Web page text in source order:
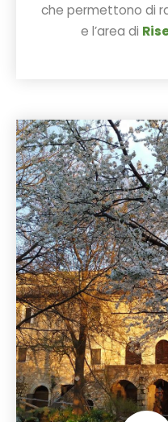
che permettono di
e l’area di